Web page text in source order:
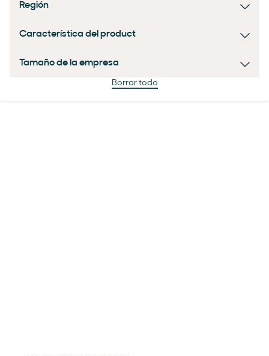
Región
Característica del product
Tamaño de la empresa
Borrar todo